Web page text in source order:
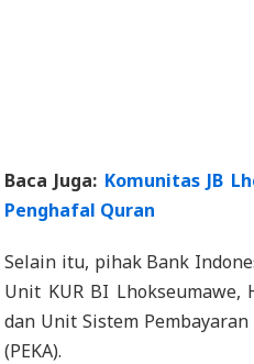
Baca Juga: Komunitas JB
Penghafal Quran
Selain itu, pihak Bank
Unit KUR BI Lhokseumawe,
dan Unit Sistem
(PEKA).